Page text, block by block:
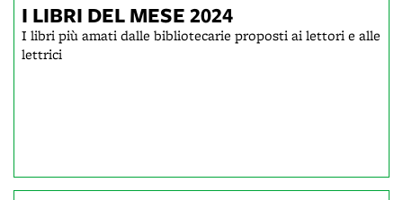
I LIBRI DEL MESE 2024
I libri più amati dalle bibliotecarie proposti ai lettori e alle
lettrici